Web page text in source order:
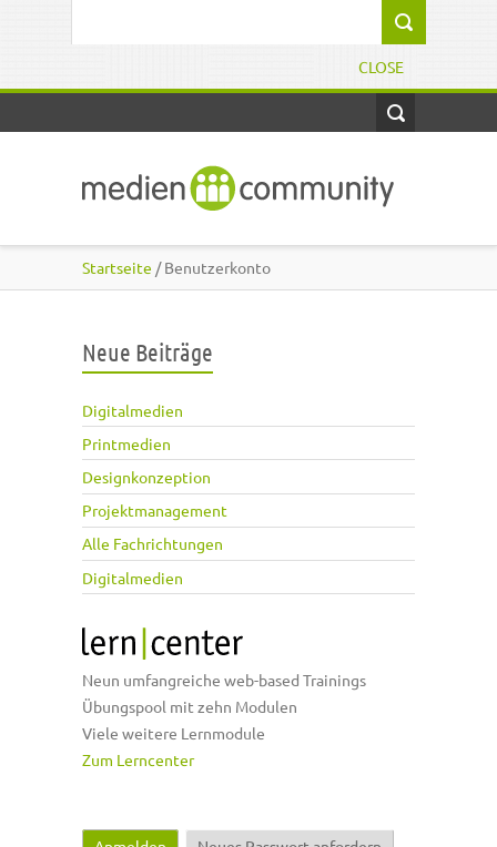
CLOSE
Startseite / Benutzerkonto
Neue Beiträge
Digitalmedien
Printmedien
Designkonzeption
Projektmanagement
Alle Fachrichtungen
Digitalmedien
Neun umfangreiche web-based Trainings
Übungspool mit zehn Modulen
Viele weitere Lernmodule
Zum Lerncenter